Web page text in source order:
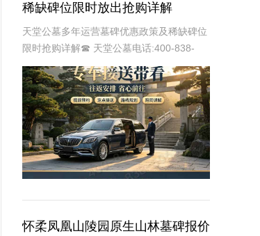
稀缺碑位限时放出抢购详解
天堂公墓多年运营墓碑优惠政策及稀缺碑位
限时抢购详解☎ 天堂公墓电话:400-838-
5063天堂公墓，作为一家历史悠久的公墓，
多年来一直致力于为家属提供最优质、最便
捷的墓碑选择服务。随着社会的发展和
怀柔凤凰山陵园原生山林墓碑报价